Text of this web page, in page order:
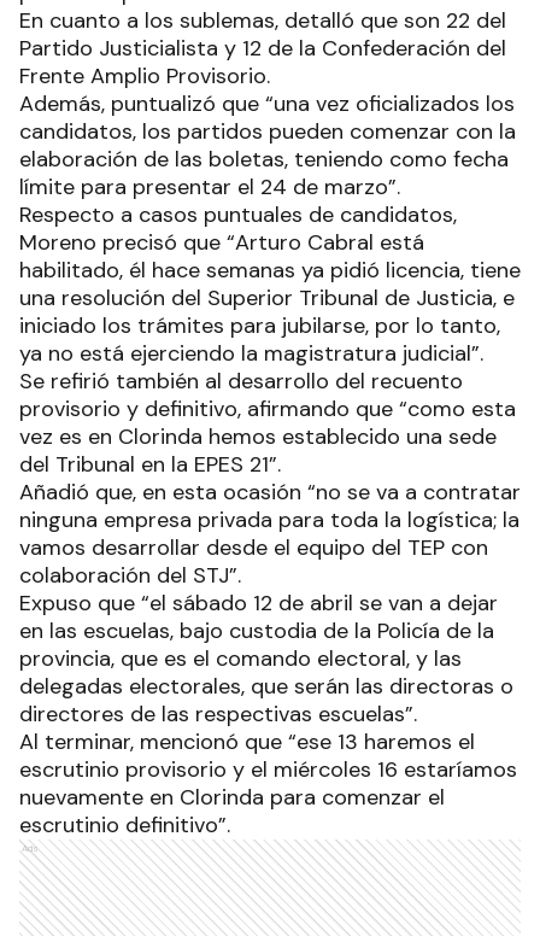
En cuanto a los sublemas, detalló que son 22 del
Partido Justicialista y 12 de la Confederación del
Frente Amplio Provisorio.
Además, puntualizó que “una vez oficializados los
candidatos, los partidos pueden comenzar con la
elaboración de las boletas, teniendo como fecha
límite para presentar el 24 de marzo”.
Respecto a casos puntuales de candidatos,
Moreno precisó que “Arturo Cabral está
habilitado, él hace semanas ya pidió licencia, tiene
una resolución del Superior Tribunal de Justicia, e
iniciado los trámites para jubilarse, por lo tanto,
ya no está ejerciendo la magistratura judicial”.
Se refirió también al desarrollo del recuento
provisorio y definitivo, afirmando que “como esta
vez es en Clorinda hemos establecido una sede
del Tribunal en la EPES 21”.
Añadió que, en esta ocasión “no se va a contratar
ninguna empresa privada para toda la logística; la
vamos desarrollar desde el equipo del TEP con
colaboración del STJ”.
Expuso que “el sábado 12 de abril se van a dejar
en las escuelas, bajo custodia de la Policía de la
provincia, que es el comando electoral, y las
delegadas electorales, que serán las directoras o
directores de las respectivas escuelas”.
Al terminar, mencionó que “ese 13 haremos el
escrutinio provisorio y el miércoles 16 estaríamos
nuevamente en Clorinda para comenzar el
escrutinio definitivo”.
Ads